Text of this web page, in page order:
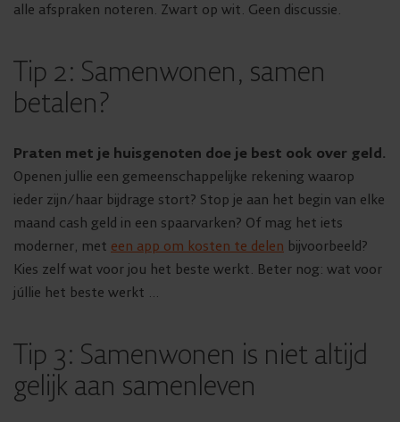
alle afspraken noteren. Zwart op wit. Geen discussie.
Tip 2: Samenwonen, samen
betalen?
Praten met je huisgenoten doe je best ook over geld.
Openen jullie een gemeenschappelijke rekening waarop
ieder zijn/haar bijdrage stort? Stop je aan het begin van elke
maand cash geld in een spaarvarken? Of mag het iets
moderner, met een app om kosten te delen bijvoorbeeld?
Kies zelf wat voor jou het beste werkt. Beter nog: wat voor
júllie het beste werkt …
Tip 3: Samenwonen is niet altijd
gelijk aan samenleven